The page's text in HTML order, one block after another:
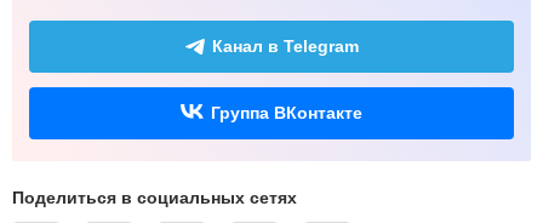
Канал в Telegram
Группа ВКонтакте
Поделиться в социальных сетях